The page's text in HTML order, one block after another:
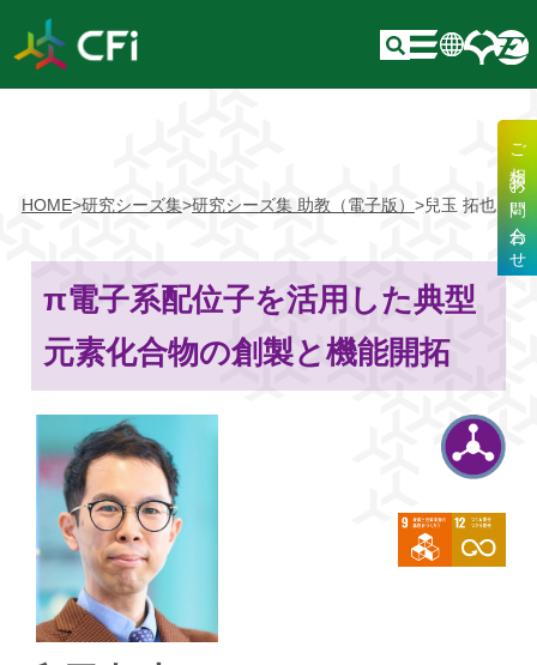
ご相談・お問い合わせ
HOME>研究シーズ集>研究シーズ集 助教（電子版） >兒玉 拓也
π電子系配位子を活用した典型
元素化合物の創製と機能開拓